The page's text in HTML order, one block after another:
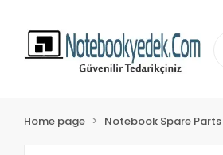
Home page Notebook Spare Parts